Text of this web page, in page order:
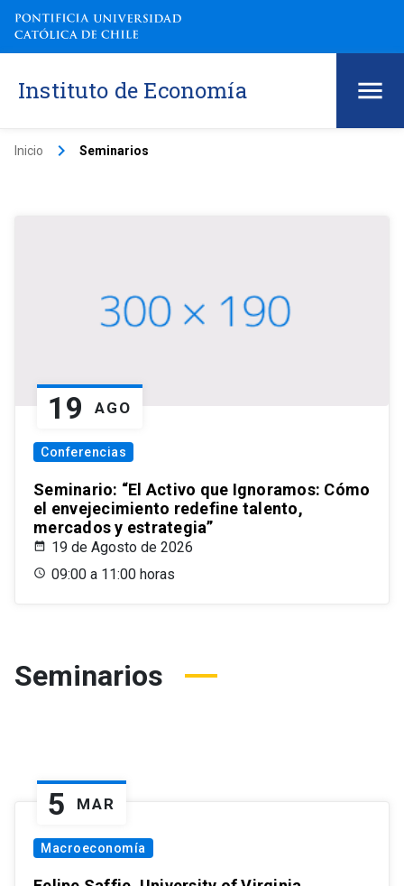
Instituto de Economía
Inicio keyboard_arrow_right Seminarios
19 AGO
Conferencias
Seminario: “El Activo que Ignoramos: Cómo
el envejecimiento redefine talento,
mercados y estrategia”
19 de Agosto de 2026
09:00 a 11:00 horas
Seminarios
5 MAR
Macroeconomía